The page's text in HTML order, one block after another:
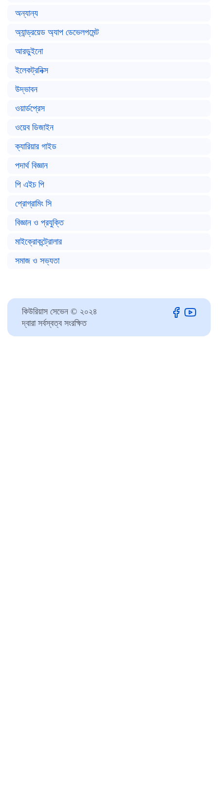
অন্যান্য
অ্যান্ড্রয়েড অ্যাপ ডেভেলপমেন্ট
আরডুইনো
ইলেকট্রনিক্স
উদ্ভাবন
ওয়ার্ডপ্রেস
ওয়েব ডিজাইন
ক্যারিয়ার গাইড
পদার্থ বিজ্ঞান
পি এইচ পি
প্রোগ্রামিং সি
বিজ্ঞান ও প্রযুক্তি
মাইক্রোকন্ট্রোলার
সমাজ ও সভ্যতা
কিউরিয়াস সেভেন © ২০২৪
দ্বারা সর্বস্বত্ব সংরক্ষিত